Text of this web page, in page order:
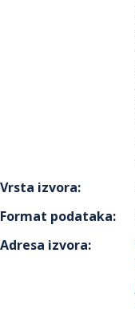
Vrsta izvora:
Format podataka:
Adresa izvora: